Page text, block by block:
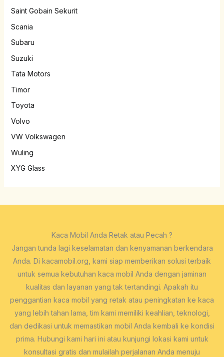
Saint Gobain Sekurit
Scania
Subaru
Suzuki
Tata Motors
Timor
Toyota
Volvo
VW Volkswagen
Wuling
XYG Glass
Kaca Mobil Anda Retak atau Pecah ?
Jangan tunda lagi keselamatan dan kenyamanan berkendara
Anda. Di kacamobil.org, kami siap memberikan solusi terbaik
untuk semua kebutuhan kaca mobil Anda dengan jaminan
kualitas dan layanan yang tak tertandingi. Apakah itu
penggantian kaca mobil yang retak atau peningkatan ke kaca
yang lebih tahan lama, tim kami memiliki keahlian, teknologi,
dan dedikasi untuk memastikan mobil Anda kembali ke kondisi
prima. Hubungi kami hari ini atau kunjungi lokasi kami untuk
konsultasi gratis dan mulailah perjalanan Anda menuju